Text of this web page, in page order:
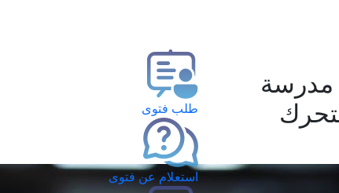
مدرسة
طلب فتوى
استعلام عن فتوى